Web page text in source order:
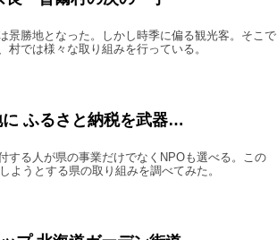
景勝地となった。しかし時季に偏る観光客。そこで
では様々な取り組みを行っている。
ふるさと納税を武器…
する人が県の事業だけでなくNPOも選べる。この
ようとする県の取り組みを調べてみた。